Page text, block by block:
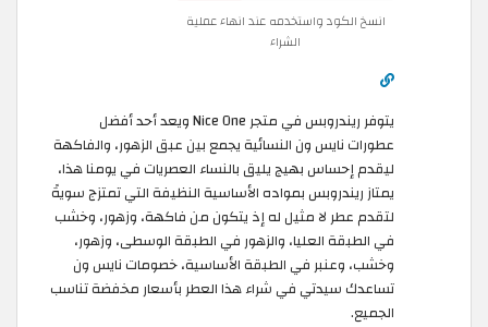
انسخ الكود واستخدمه عند انهاء عملية
الشراء
يتوفر ريندروبس في متجر Nice One ويعد أحد أفضل
عطورات نايس ون النسائية يجمع بين عبق الزهور، والفاكهة
ليقدم إحساس بهيج يليق بالنساء العصريات في يومنا هذا،
يمتاز ريندروبس بمواده الأساسية النظيفة التي تمتزج سويةً
لتقدم عطر لا مثيل له إذ يتكون من فاكهة، وزهور، وخشب
في الطبقة العليا، والزهور في الطبقة الوسطى، وزهور،
وخشب، وعنبر في الطبقة الأساسية، خصومات نايس ون
تساعدك سيدتي في شراء هذا العطر بأسعار مخفضة تناسب
الجميع.